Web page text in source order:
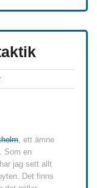
, ett ämne
Som en
jag sett allt
Det finns